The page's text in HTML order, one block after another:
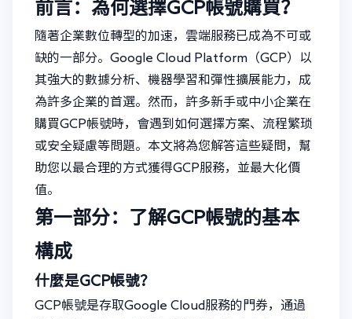
前言：為何選擇GCP帳號購買？
隨著企業數位轉型的加速，雲端服務已成為不可或
缺的一部分。Google Cloud Platform（GCP）以
其強大的數據分析、機器學習和彈性擴展能力，成
為許多企業的首選。然而，許多新手或中小企業在
購買GCP帳號時，會遇到如何選擇方案、流程繁琐
或安全疑慮等問題。本文將為您解答這些疑問，幫
助您以最合理的方式獲得GCP服務，並最大化價
值。
第一部分：了解GCP帳號的基本
構成
什麼是GCP帳號？
GCP帳號是存取Google Cloud服務的門券，通過